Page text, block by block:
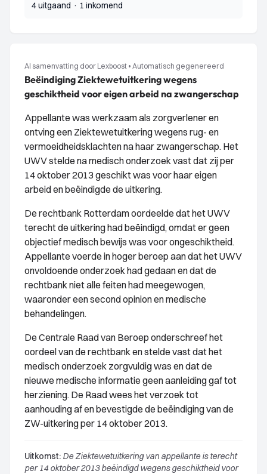
4 uitgaand · 1 inkomend
AI samenvatting door Lexboost • Automatisch gegenereerd
Beëindiging Ziektewetuitkering wegens
geschiktheid voor eigen arbeid na zwangerschap
Appellante was werkzaam als zorgverlener en
ontving een Ziektewetuitkering wegens rug- en
vermoeidheidsklachten na haar zwangerschap. Het
UWV stelde na medisch onderzoek vast dat zij per
14 oktober 2013 geschikt was voor haar eigen
arbeid en beëindigde de uitkering.
De rechtbank Rotterdam oordeelde dat het UWV
terecht de uitkering had beëindigd, omdat er geen
objectief medisch bewijs was voor ongeschiktheid.
Appellante voerde in hoger beroep aan dat het UWV
onvoldoende onderzoek had gedaan en dat de
rechtbank niet alle feiten had meegewogen,
waaronder een second opinion en medische
behandelingen.
De Centrale Raad van Beroep onderschreef het
oordeel van de rechtbank en stelde vast dat het
medisch onderzoek zorgvuldig was en dat de
nieuwe medische informatie geen aanleiding gaf tot
herziening. De Raad wees het verzoek tot
aanhouding af en bevestigde de beëindiging van de
ZW-uitkering per 14 oktober 2013.
Uitkomst: De Ziektewetuitkering van appellante is terecht
per 14 oktober 2013 beëindigd wegens geschiktheid voor